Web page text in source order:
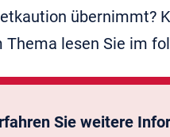
übernimmt?
lesen Sie im
Sie weitere